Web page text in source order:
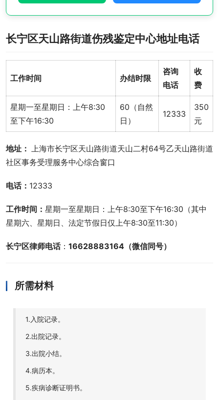
长宁区天山路街道伤残鉴定中心地址电话
工作时间 办结时限
咨询
电话
收
费
星期一至星期日：上午8:30
至下午16:30
60（自然
日）
12333
350
元
地址： 上海市长宁区天山路街道天山二村64号乙天山路街道
社区事务受理服务中心综合窗口
电话： 12333
工作时间： 星期一至星期日：上午8:30至下午16:30（其中
星期六、星期日、法定节假日仅上午8:30至11:30）
长宁区律师电话： 16628883164（微信同号）
所需材料
1.入院记录。
2.出院记录。
3.出院小结。
4.病历本。
5.疾病诊断证明书。